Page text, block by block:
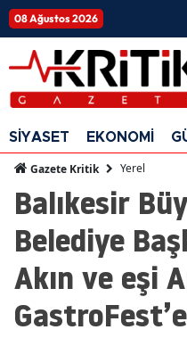
08 Ağustos 2026
SİYASET EKONOMİ
Gazete Kritik Yerel
Balıkesir
Belediye
Akın ve eşi